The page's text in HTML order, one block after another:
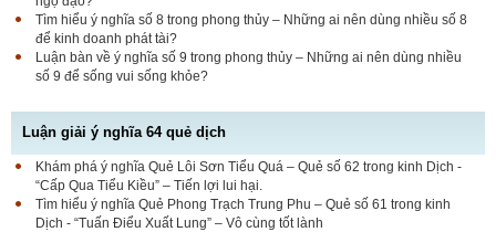
Tìm hiểu ý nghĩa số 8 trong phong thủy – Những ai nên dùng nhiều số 8
để kinh doanh phát tài?
Luận bàn về ý nghĩa số 9 trong phong thủy – Những ai nên dùng nhiều
số 9 để sống vui sống khỏe?
Luận giải ý nghĩa 64 quẻ dịch
Khám phá ý nghĩa Quẻ Lôi Sơn Tiểu Quá – Quẻ số 62 trong kinh Dịch -
“Cấp Qua Tiểu Kiều” – Tiến lợi lui hại.
Tìm hiểu ý nghĩa Quẻ Phong Trạch Trung Phu – Quẻ số 61 trong kinh
Dịch - “Tuấn Điểu Xuất Lung” – Vô cùng tốt lành